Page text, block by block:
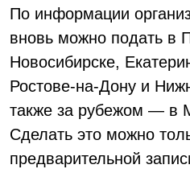
По информации
вновь можно подать в
Новосибирске,
Ростове-на-Дону и
также за рубежом — в
Сделать это можно
предварительной